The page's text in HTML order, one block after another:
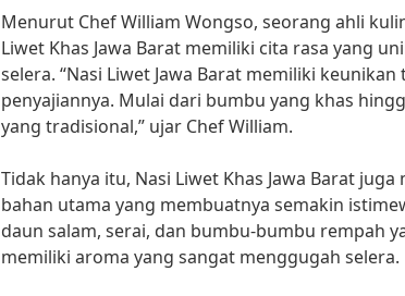
Menurut Chef William Wongso, seorang ahli
Liwet Khas Jawa Barat memiliki cita rasa yang
selera. “Nasi Liwet Jawa Barat memiliki
penyajiannya. Mulai dari bumbu yang khas
yang tradisional,” ujar Chef William.
Tidak hanya itu, Nasi Liwet Khas Jawa Barat
bahan utama yang membuatnya semakin
daun salam, serai, dan bumbu-bumbu rempah
memiliki aroma yang sangat menggugah selera.